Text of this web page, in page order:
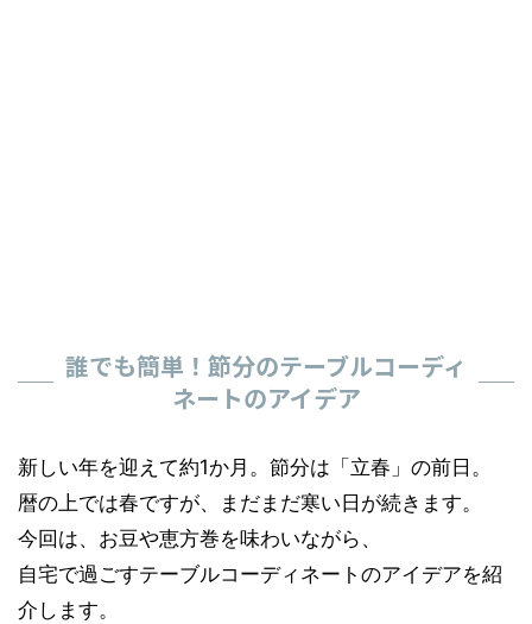
誰でも簡単！節分のテーブルコーディ
ネートのアイデア
新しい年を迎えて約1か月。節分は「立春」の前日。
暦の上では春ですが、まだまだ寒い日が続きます。
今回は、お豆や恵方巻を味わいながら、
自宅で過ごすテーブルコーディネートのアイデアを紹
介します。